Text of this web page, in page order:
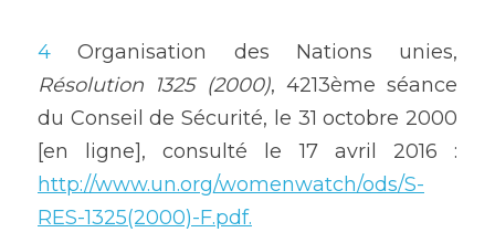
4
Résolution 1325 (2000), 4213ème séance
du Conseil de Sécurité, le 31 octobre 2000
http://www.un.org/womenwatch/ods/S-
RES-1325(2000)-F.pdf.